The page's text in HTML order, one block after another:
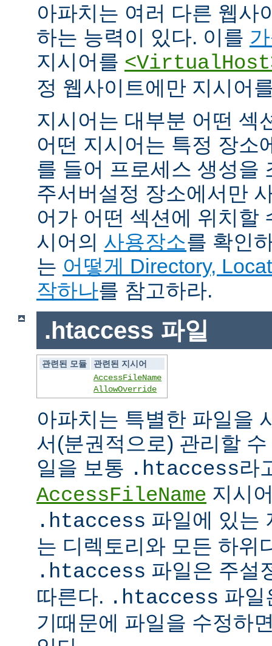
아파치는 여러 다른 웹사
하는 능력이 있다. 이를
지시어를
정 웹사이트에만 지시어
지시어는 대부분 어떤 섹
어떤 지시어는 특정 장소
를 들어 프로세스 생성을
주서버설정 장소에서만
어가 어떤 섹션에 위치할
시어의 사용장소를 확인
는 어떻게 Directory,
작하나를 참고하라.
.htaccess 파일
관련된 모듈
관련된 지시어
AccessFileName
AllowOverride
아파치는 특별한 파일을
서(분권적으로) 관리할
일을 보통 .htaccess라
AccessFileName 지시
.htaccess 파일에 있는
는 디렉토리와 모든 하위
.htaccess 파일은 주설
따른다. .htaccess 파일
기때문에 파일을 수정하